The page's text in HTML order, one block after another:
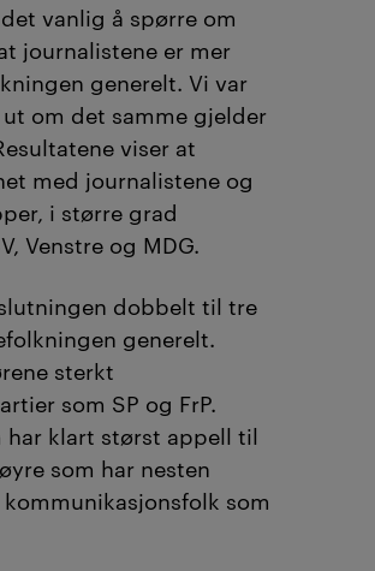
vanlig å spørre om
journalistene er mer
generelt. Vi var
om det samme gjelder
viser at
med journalistene og
i større grad
Venstre og MDG.
dobbelt til tre
generelt.
sterkt
som SP og FrP.
har klart størst appell til
som har nesten
som